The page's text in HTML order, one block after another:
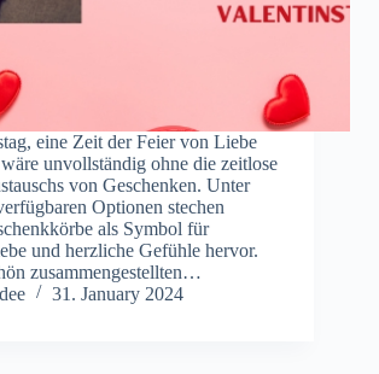
eine Zeit der Feier von Liebe
unvollständig ohne die zeitlose
von Geschenken. Unter
Optionen stechen
als Symbol für
und herzliche Gefühle hervor.
zusammengestellten…
31. January 2024